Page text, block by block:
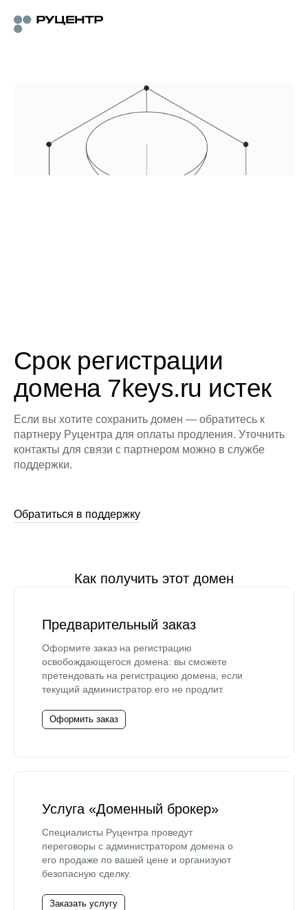
Срок регистрации
домена 7keys.ru истек
Если вы хотите сохранить домен — обратитесь к
партнеру Руцентра для оплаты продления. Уточнить
контакты для связи с партнером можно в службе
поддержки.
Обратиться в поддержку
Как получить этот домен
Предварительный заказ
Оформите заказ на регистрацию
освобождающегося домена: вы сможете
претендовать на регистрацию домена, если
текущий администратор его не продлит.
Оформить заказ
Услуга «Доменный брокер»
Специалисты Руцентра проведут
переговоры с администратором домена о
его продаже по вашей цене и организуют
безопасную сделку.
Заказать услугу